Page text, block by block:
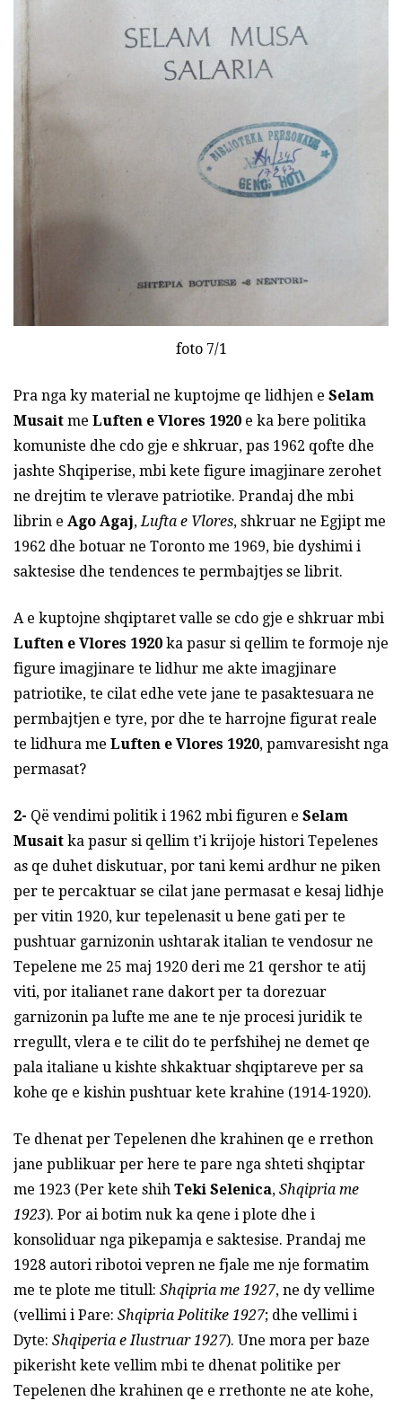
foto 7/1
Pra nga ky material ne kuptojme qe lidhjen e Selam
Musait me Luften e Vlores 1920 e ka bere politika
komuniste dhe cdo gje e shkruar, pas 1962 qofte dhe
jashte Shqiperise, mbi kete figure imagjinare zerohet
ne drejtim te vlerave patriotike. Prandaj dhe mbi
librin e Ago Agaj,Lufta e Vlores, shkruar ne Egjipt me
1962 dhe botuar ne Toronto me 1969, bie dyshimi i
saktesise dhe tendences te permbajtjes se librit.
A e kuptojne shqiptaret valle se cdo gje e shkruar mbi
Luften e Vlores 1920 ka pasur si qellim te formoje nje
figure imagjinare te lidhur me akte imagjinare
patriotike, te cilat edhe vete jane te pasaktesuara ne
permbajtjen e tyre, por dhe te harrojne figurat reale
te lidhura me Luften e Vlores 1920, pamvaresisht nga
permasat?
2- Që vendimi politik i 1962 mbi figuren e Selam
Musait ka pasur si qellim t’i krijoje histori Tepelenes
as qe duhet diskutuar, por tani kemi ardhur ne piken
per te percaktuar se cilat jane permasat e kesaj lidhje
per vitin 1920, kur tepelenasit u bene gati per te
pushtuar garnizonin ushtarak italian te vendosur ne
Tepelene me 25 maj 1920 deri me 21 qershor te atij
viti, por italianet rane dakort per ta dorezuar
garnizonin pa lufte me ane te nje procesi juridik te
rregullt, vlera e te cilit do te perfshihej ne demet qe
pala italiane u kishte shkaktuar shqiptareve per sa
kohe qe e kishin pushtuar kete krahine (1914-1920).
Te dhenat per Tepelenen dhe krahinen qe e rrethon
jane publikuar per here te pare nga shteti shqiptar
me 1923 (Per kete shih Teki Selenica, Shqipria me
1923). Por ai botim nuk ka qene i plote dhe i
konsoliduar nga pikepamja e saktesise. Prandaj me
1928 autori ribotoi vepren ne fjale me nje formatim
me te plote me titull: Shqipria me 1927, ne dy vellime
(vellimi i Pare: Shqipria Politike 1927; dhe vellimi i
Dyte: Shqiperia eIlustruar 1927). Une mora per baze
pikerisht kete vellim mbi te dhenat politike per
Tepelenen dhe krahinen qe e rrethonte ne ate kohe,